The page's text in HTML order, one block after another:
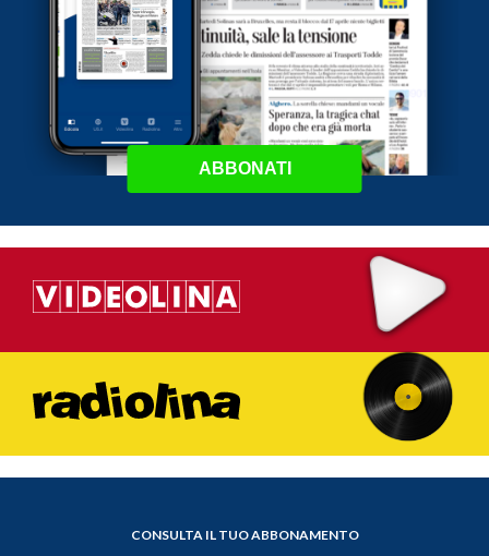
ABBONATI
CONSULTA IL TUO ABBONAMENTO